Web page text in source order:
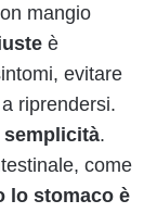
mangio
è
evitare
riprendersi.
semplicità.
come
lo stomaco è